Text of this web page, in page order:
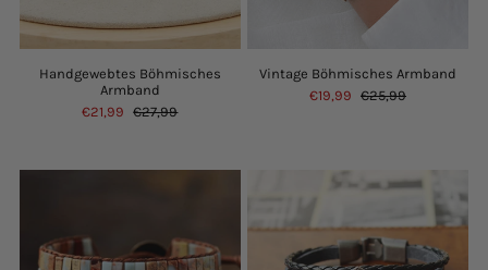
Handgewebtes Böhmisches
Armband
€21,99
€27,99
Vintage Böhmisches Armband
€19,99
€25,99